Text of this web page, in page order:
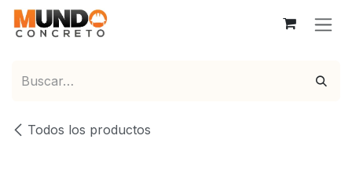
Ir al contenido
Todos los productos